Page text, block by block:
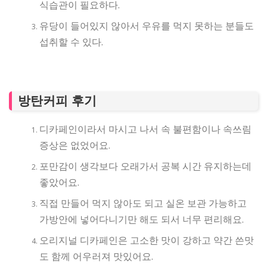
식습관이 필요하다.
유당이 들어있지 않아서 우유를 먹지 못하는 분들도
섭취할 수 있다.
방탄커피 후기
디카페인이라서 마시고 나서 속 불편함이나 속쓰림
증상은 없었어요.
포만감이 생각보다 오래가서 공복 시간 유지하는데
좋았어요.
직접 만들어 먹지 않아도 되고 실온 보관 가능하고
가방안에 넣어다니기만 해도 되서 너무 편리해요.
오리지널 디카페인은 고소한 맛이 강하고 약간 쓴맛
도 함께 어우러져 맛있어요.